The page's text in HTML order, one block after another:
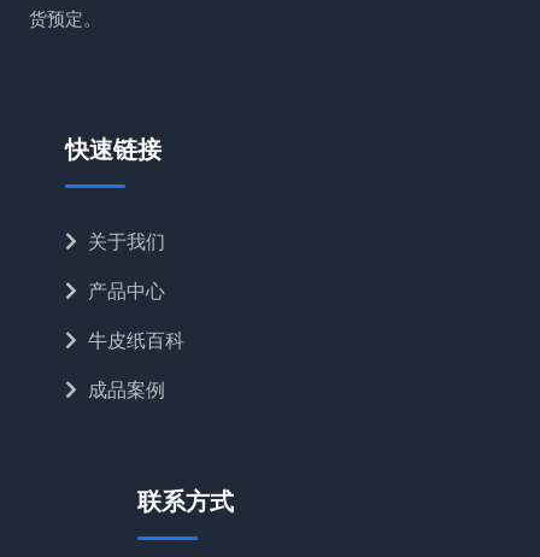
货预定。
快速链接
关于我们
产品中心
牛皮纸百科
成品案例
联系方式